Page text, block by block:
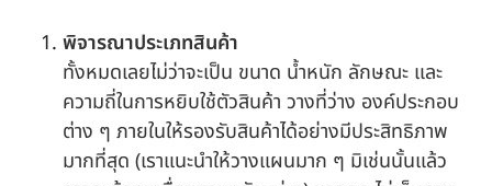
พิจารณาประเภทสินค้า
ทั้งหมดเลยไม่ว่าจะเป็น ขนาด น้ำหนัก ลักษณะ และ
ความถี่ในการหยิบใช้ตัวสินค้า วางที่ว่าง องค์ประกอบ
ต่าง ๆ ภายในให้รองรับสินค้าได้อย่างมีประสิทธิภาพ
มากที่สุด (เราแนะนำให้วางแผนมาก ๆ มิเช่นนั้นแล้ว